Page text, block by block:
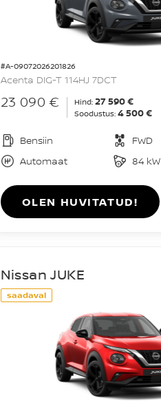
#A-09072026201826
Acenta DIG-T 114HJ 7DCT
23 090 € Hind: 27 590 €
Soodustus: 4 500 €
Bensiin
FWD
Automaat
84 kW
OLEN HUVITATUD!
saadaval
Nissan JUKE